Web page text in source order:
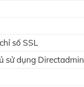
số SSL
sử dụng Directadmin